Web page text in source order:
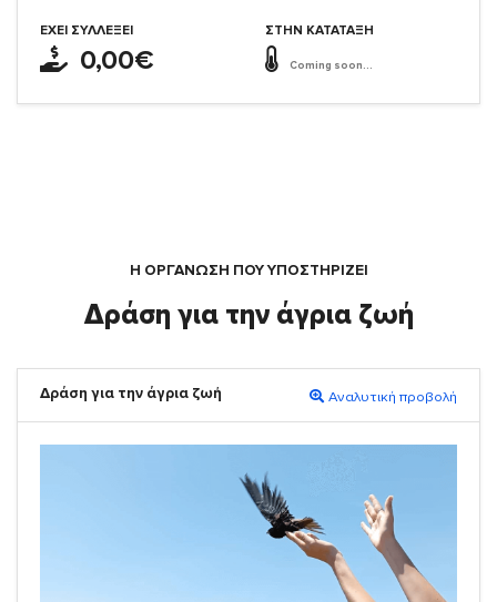
ΈΧΕΙ ΣΥΛΛΈΞΕΙ
0,00€
ΣΤΗΝ ΚΑΤΆΤΑΞΗ
Coming soon...
Η ΟΡΓΆΝΩΣΗ ΠΟΥ ΥΠΟΣΤΗΡΙΖΕΙ
Δράση για την άγρια ζωή
Δράση για την άγρια ζωή Αναλυτική προβολή